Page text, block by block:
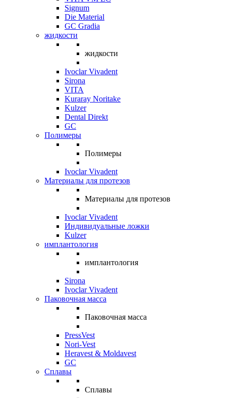
Signum
Die Material
GC Gradia
жидкости
жидкости
Ivoclar Vivadent
Sirona
VITA
Kuraray Noritake
Kulzer
Dental Direkt
GC
Полимеры
Полимеры
Ivoclar Vivadent
Материалы для протезов
Материалы для протезов
Ivoclar Vivadent
Индивидуальные ложки
Kulzer
имплантология
имплантология
Sirona
Ivoclar Vivadent
Паковочная масса
Паковочная масса
PressVest
Nori-Vest
Heravest & Moldavest
GC
Сплавы
Сплавы